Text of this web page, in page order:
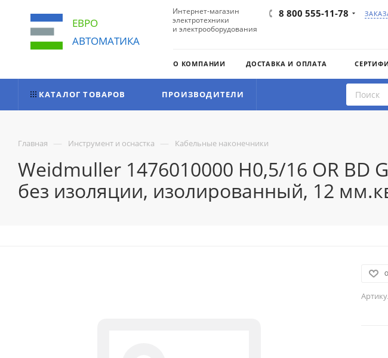
ЕВРО
АВТОМАТИКА
Интернет-магазин
электротехники
и электрооборудования
8 800 555-11-78
О КОМПАНИИ ДОСТАВКА И ОПЛАТА
КАТАЛОГ ТОВАРОВ ПРОИЗВОДИТЕЛИ
Главная — Инструмент и оснастка — Кабельные наконечники
Weidmuller 1476010000 H0,5/16 OR
без изоляции, изолированный, 12